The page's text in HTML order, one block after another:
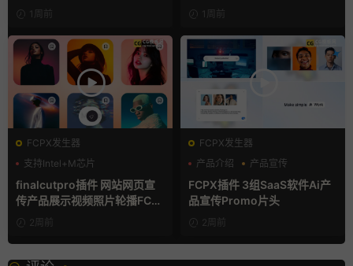
1周前 1周前
FCPX发生器
支持Intel+M芯片
finalcutpro插件 网站网页宣
传产品展示视频照片轮播FCP
X插件2周前
FCPX发生器
产品介绍
产品宣传
产品展示
FCPX插件 3组SaaS软件Ai产
品宣传Promo片头
2周前